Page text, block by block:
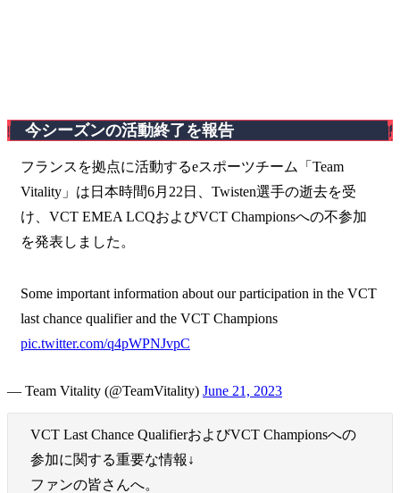
今シーズンの活動終了を報告
フランスを拠点に活動するeスポーツチーム「Team
Vitality」は日本時間6月22日、Twisten選手の逝去を受
け、VCT EMEA LCQおよびVCT Championsへの不参加
を発表しました。
Some important information about our participation in the VCT
last chance qualifier and the VCT Champions
pic.twitter.com/q4pWPNJvpC
— Team Vitality (@TeamVitality) June 21, 2023
VCT Last Chance QualifierおよびVCT Championsへの
参加に関する重要な情報↓
ファンの皆さんへ。